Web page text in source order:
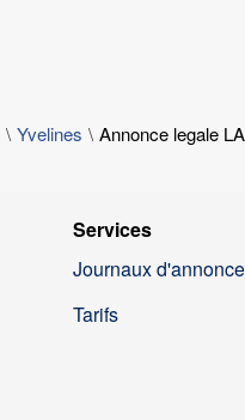
Yvelines Annonce legale
Services
Journaux
Tarifs